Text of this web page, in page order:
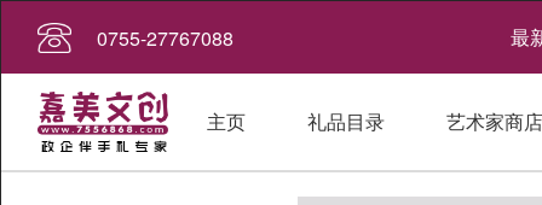
0755-27767088 最
主页 礼品目录 艺术家商店